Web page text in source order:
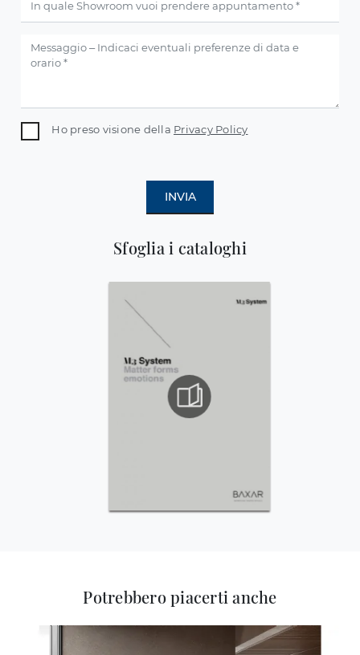
Sfoglia i cataloghi
Ho preso visione della Privacy Policy
INVIA
Potrebbero piacerti anche